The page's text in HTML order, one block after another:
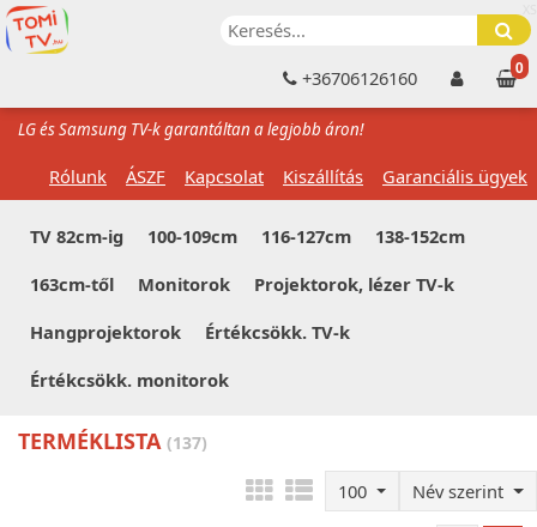
+36706126160 0
LG és Samsung TV-k garantáltan a legjobb áron!
Rólunk ÁSZF Kapcsolat Kiszállítás Garanciális ügyek
TV 82cm-ig 100-109cm 116-127cm
138-152cm
163cm-től
Monitorok
Projektorok, lézer TV-k
Hangprojektorok
Értékcsökk. TV-k
Értékcsökk. monitorok
TERMÉKLISTA (137)
Név szerint
100